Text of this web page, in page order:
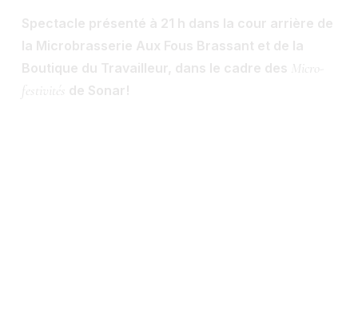
Spectacle présenté à 21 h dans la cour arrière de
la Microbrasserie Aux Fous Brassant et de la
Boutique du Travailleur, dans le cadre des Micro-
festivités
de Sonar!